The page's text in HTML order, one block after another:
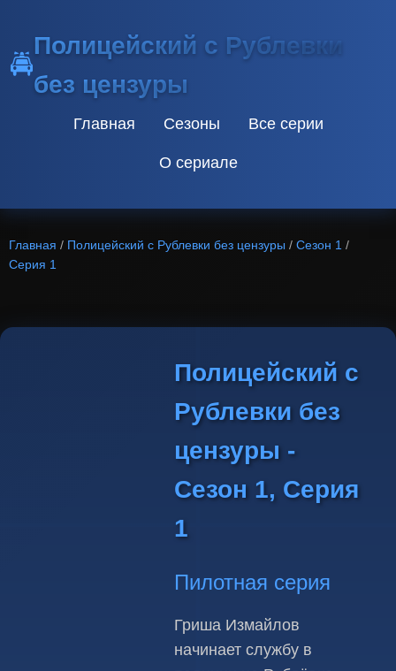
🚔
Полицейский с Рублевки
без цензуры
Главная Сезоны Все серии
О сериале
Главная / Полицейский с Рублевки без цензуры / Сезон 1 /
Серия 1
Полицейский с
Рублевки без
цензуры -
Сезон 1, Серия
1
Пилотная серия
Гриша Измайлов
начинает службу в